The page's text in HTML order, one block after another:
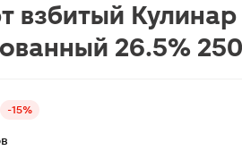
взбитый Кулинар
26.5%
-15%